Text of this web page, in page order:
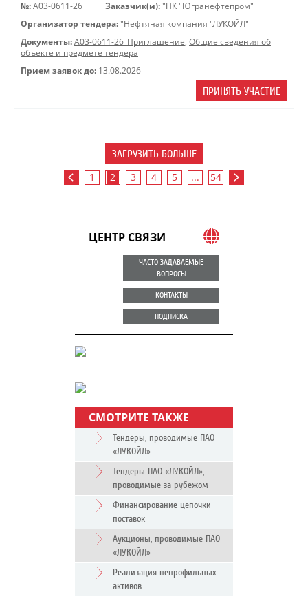
№: A03-0611-26 Заказчик(и): "НК "Югранефтепром"
Организатор тендера: "Нефтяная компания "ЛУКОЙЛ"
Документы: A03-0611-26_Приглашение, Общие сведения об
объекте и предмете тендера
Прием заявок до: 13.08.2026
ПРИНЯТЬ УЧАСТИЕ
ЗАГРУЗИТЬ БОЛЬШЕ
1 2 3 4 5 ... 54
ЦЕНТР СВЯЗИ
ЧАСТО ЗАДАВАЕМЫЕ
ВОПРОСЫ
КОНТАКТЫ
ПОДПИСКА
СМОТРИТЕ ТАКЖЕ
Тендеры, проводимые ПАО
«ЛУКОЙЛ»
Тендеры ПАО «ЛУКОЙЛ»,
проводимые за рубежом
Финансирование цепочки
поставок
Аукционы, проводимые ПАО
«ЛУКОЙЛ»
Реализация непрофильных
активов